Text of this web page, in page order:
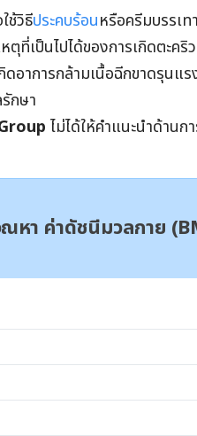
ช้วิธีประคบร้อนหรือครีมบรรเ
ที่เป็นไปได้ของการเกิดตะค
ดอาการกล้ามเนื้อฉีกขาดรุนแ
กษา
ไม่ได้ให้คำแนะนำด้าน
ณหา ค่าดัชนีมวลกาย